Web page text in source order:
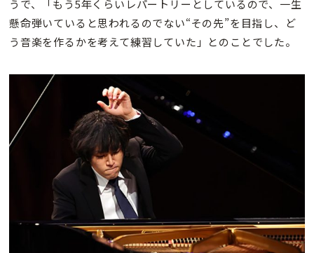
うで、「もう5年くらいレパートリーとしているので、一生
懸命弾いていると思われるのでない“その先”を目指し、ど
う音楽を作るかを考えて練習していた」とのことでした。